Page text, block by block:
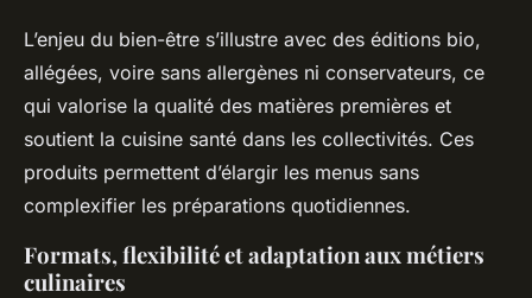
L’enjeu du bien-être s’illustre avec des éditions bio,
allégées, voire sans allergènes ni conservateurs, ce
qui valorise la qualité des matières premières et
soutient la cuisine santé dans les collectivités. Ces
produits permettent d’élargir les menus sans
complexifier les préparations quotidiennes.
Formats, flexibilité et adaptation aux métiers
culinaires